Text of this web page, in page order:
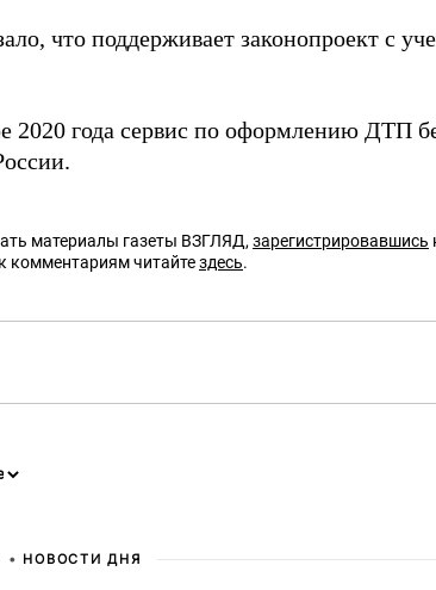
что поддерживает законопроект с
2020 года сервис по оформлению ДТП
материалы газеты ВЗГЛЯД, зарегистрировавшись
комментариям читайтездесь.
• НОВОСТИ ДНЯ